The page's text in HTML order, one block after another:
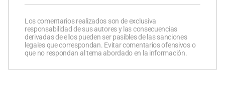
Los comentarios realizados son de exclusiva
responsabilidad de sus autores y las consecuencias
derivadas de ellos pueden ser pasibles de las sanciones
legales que correspondan. Evitar comentarios ofensivos o
que no respondan al tema abordado en la información.